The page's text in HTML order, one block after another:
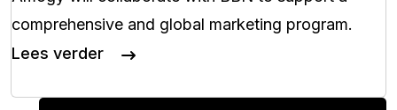
comprehensive and global marketing program.
Lees verder